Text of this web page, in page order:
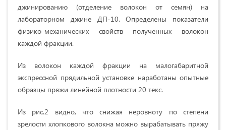
джинированию (отделение волокон от семян) на
лабораторном джине ДП-10. Определены показатели
физико-механических свойств полученных волокон
каждой фракции.
Из волокон каждой фракции на малогабаритной
экспрессной прядильной установке наработаны опытные
образцы пряжи линейной плотности 20 текс.
Из рис.2 видно, что снижая неровноту по степени
зрелости хлопкового волокна можно вырабатывать пряжу